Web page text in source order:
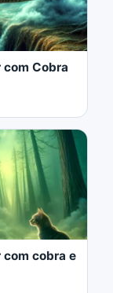
Cobra
cobra e